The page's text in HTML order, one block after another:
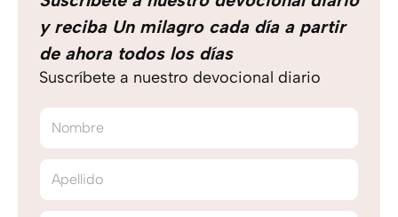
y reciba Un milagro cada día a partir
de ahora todos los días
Suscríbete a nuestro devocional diario
Nombre
Apellido